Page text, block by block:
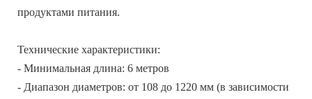
продуктами питания.
Технические характеристики:
- Минимальная длина: 6 метров
- Диапазон диаметров: от 108 до 1220 мм (в зависимости